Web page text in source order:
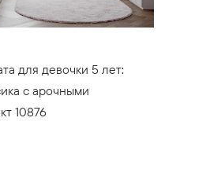
для девочки 5 лет:
с арочными
10876